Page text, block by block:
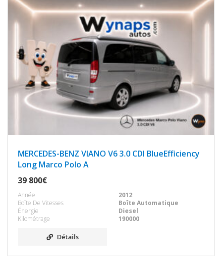
MERCEDES-BENZ VIANO V6 3.0 CDI BlueEfficiency
Long Marco Polo A
39 800€
Année
2012
Boîte De Vitesses
Boîte Automatique
Énergie
Diesel
Kilométrage
190000
Détails